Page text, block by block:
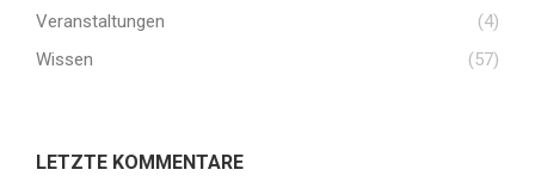
Veranstaltungen
(4)
Wissen
(57)
LETZTE KOMMENTARE